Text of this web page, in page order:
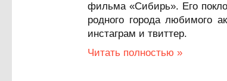
фильма «Сибирь». Его
родного города любимого
инстаграм и твиттер.
Читать полностью »